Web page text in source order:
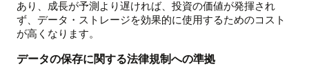
あり、成長が予測より遅ければ、投資の価値が発揮され
ず、データ・ストレージを効果的に使用するためのコスト
が高くなります。
データの保存に関する法律規制への準拠